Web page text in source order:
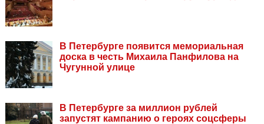
В Петербурге появится мемориальная
доска в честь Михаила Панфилова на
Чугунной улице
В Петербурге за миллион рублей
запустят кампанию о героях соцсферы